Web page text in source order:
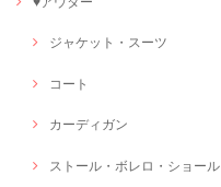
ジャケット・スーツ
コート
カーディガン
ストール・ボレロ・ショール